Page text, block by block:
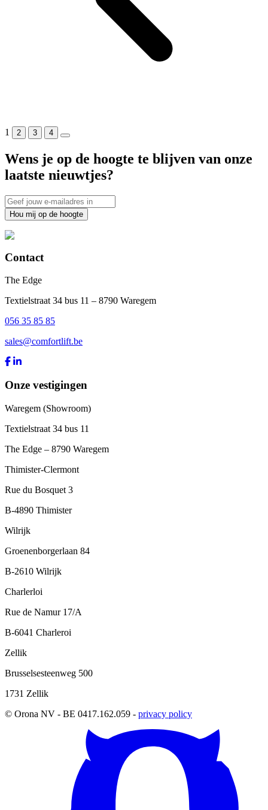
1 2 3 4
Wens je op de hoogte te blijven van onze
laatste nieuwtjes?
Hou mij op de hoogte
Contact
The Edge
Textielstraat 34 bus 11 – 8790 Waregem
056 35 85 85
sales@comfortlift.be
Onze vestigingen
Waregem (Showroom)
Textielstraat 34 bus 11
The Edge – 8790 Waregem
Thimister-Clermont
Rue du Bosquet 3
B-4890 Thimister
Wilrijk
Groenenborgerlaan 84
B-2610 Wilrijk
Charlerloi
Rue de Namur 17/A
B-6041 Charleroi
Zellik
Brusselsesteenweg 500
1731 Zellik
© Orona NV - BE 0417.162.059 - privacy policy